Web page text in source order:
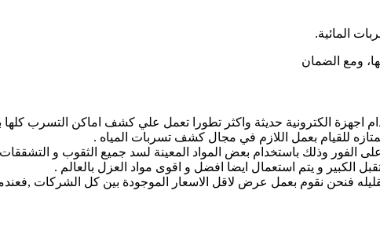
المائية.
ومع الضمان
اجهزة الكترونية حديثة واكثر تطورا تعمل علي كشف اماكن التسرب
للقيام بعمل اللازم في مجال كشف تسربات المياه .
وذلك باستخدام بعض المواد المعينة لسد جميع الثقوب و
الكبير و يتم استعمال ايضا افضل و اقوى مواد العزل بالعالم .
فنحن نقوم بعمل عرض لاقل الاسعار الموجودة بين كل الشركات